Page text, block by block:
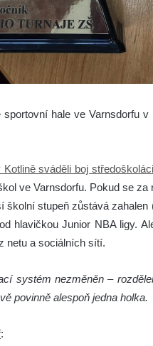
hale ve Varnsdorfu
Kotlině sváděli boj
ve Varnsdorfu. Pokud se
školní stupeň zůstává
hlavičkou Junior NBA ligy.
netu a sociálních sítí.
systém nezměněn –
povinně alespoň jedna holka.
: